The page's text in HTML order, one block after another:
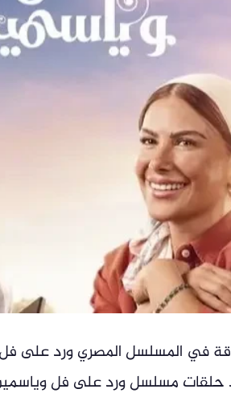
في المسلسل المصري ورد على
مسلسل ورد على فل